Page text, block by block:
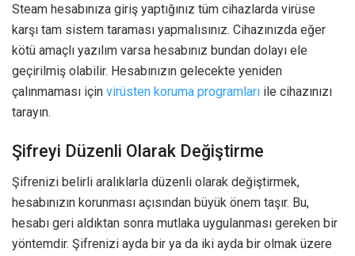
Steam hesabınıza giriş yaptığınız tüm cihazlarda virüse
karşı tam sistem taraması yapmalısınız. Cihazınızda eğer
kötü amaçlı yazılım varsa hesabınız bundan dolayı ele
geçirilmiş olabilir. Hesabınızın gelecekte yeniden
çalınmaması için virüsten koruma programları ile cihazınızı
tarayın.
Şifreyi Düzenli Olarak Değiştirme
Şifrenizi belirli aralıklarla düzenli olarak değiştirmek,
hesabınızın korunması açısından büyük önem taşır. Bu,
hesabı geri aldıktan sonra mutlaka uygulanması gereken bir
yöntemdir. Şifrenizi ayda bir ya da iki ayda bir olmak üzere